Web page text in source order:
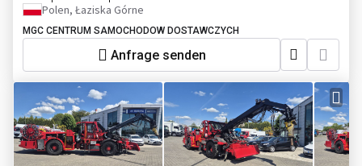
Polen, Łaziska Górne
MGC CENTRUM SAMOCHODOW DOSTAWCZYCH
Anfrage senden